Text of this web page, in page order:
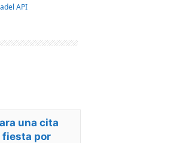
API
una cita
fiesta por